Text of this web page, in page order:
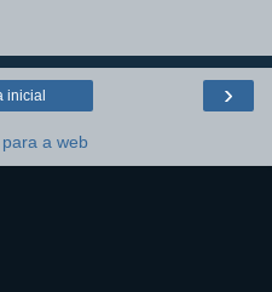
›
inicial
a web